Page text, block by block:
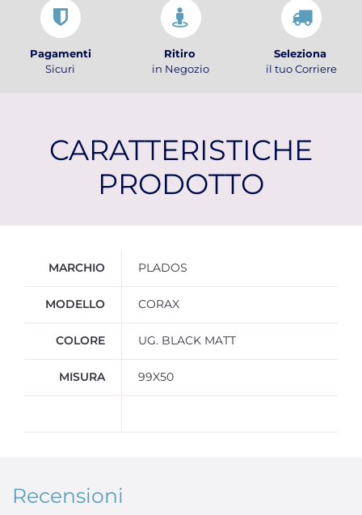
Pagamenti
Sicuri
Ritiro
in Negozio
Seleziona
il tuo Corriere
CARATTERISTICHE
PRODOTTO
MARCHIO PLADOS
MODELLO CORAX
COLORE UG. BLACK MATT
MISURA 99X50
Recensioni